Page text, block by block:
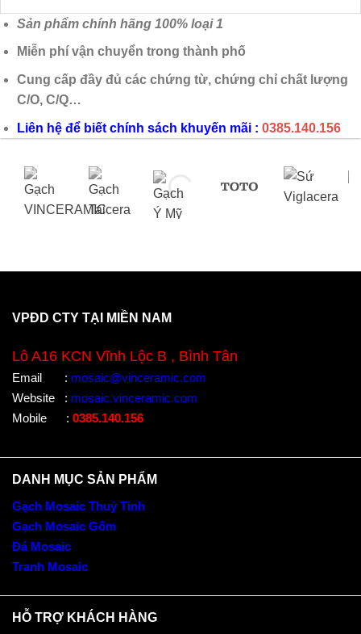
Sản phẩm chính hãng 100% loại 1
Miễn phí vận chuyển trong thành phố
Cung cấp đầy đủ các chứng từ, chứng chỉ chất lượng
C/O, C/Q…
Liên hệ để biết chính sách khuyến mãi : 0385.140.156
VPĐD CTY TẠI MIỀN NAM
Lô A16 KCN Vĩnh Lộc B , Bình Tân
Email : mosaic@vinceramic.com
Website
: mosaic.vinceramic.com
Mobile
: 0385.140.156
DANH MỤC SẢN PHẨM
Gạch Mosaic Thuỷ Tinh
Gạch Mosaic Gốm
Đá Mosaic
Tranh Mosaic
HỖ TRỢ KHÁCH HÀNG